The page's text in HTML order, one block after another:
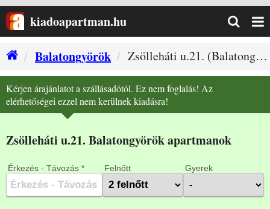
kiadoapartman.hu
Balatongyörök
Zsölleháti u.21. (Balatongyörök szállás)
apartman 4 vendég részére hálószoba 1
Kérjen árajánlatot a szállásadótól. Ez nem foglalás! Az
elérhetőségei ezzel nem kerülnek kiadásra!
Zsölleháti u.21. Balatongyörök apartmanok
Érkezés - Távozás * Felnőtt Gyerek